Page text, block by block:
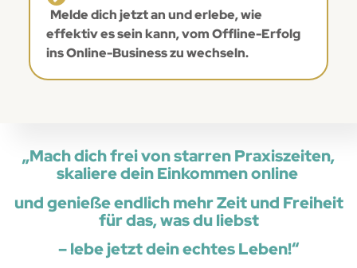
Melde dich jetzt an und erlebe, wie
effektiv essein kann, vom Offline-Erfolg
ins Online-Business zu wechseln.
„Mach dich frei von starren Praxiszeiten,
skaliere dein Einkommen online
und genieße endlichmehr Zeit und Freiheit
für das, was du liebst
– lebe jetzt dein echtes Leben!“